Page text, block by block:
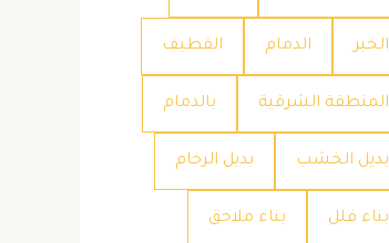
الخبر الدمام القطيف
المنطقة الشرقية بالدمام
بديل الخشب بديل الرخام
بناء فلل بناء ملاحق